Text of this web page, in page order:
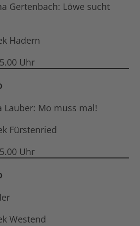
Gertenbach: Löwe sucht
Hadern
Uhr
Lauber: Mo muss mal!
Fürstenried
Uhr
Westend